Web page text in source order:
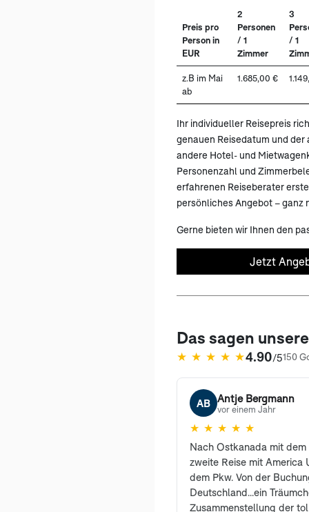
Preis pro
Person in
EUR
2
Personen
/ 1
Zimmer
3
/ 1
z.B im Mai
ab
1.685,00 €
Ihr individueller Reisepreis
genauen Reisedatum und
andere Hotel- und
Personenzahl und
erfahrenen Reiseberater
persönliches Angebot – ganz
Gerne bieten wir Ihnen den
Jetzt
Das sagen
★ ★ ★ ★ ★4.90/5150
(öffnet in neuem Tab)
AB Antje Bergmann
vor einem Jahr
★ ★ ★ ★ ★
Nach Ostkanada mit
zweite Reise mit America
dem Pkw. Von der
Deutschland...ein
Zusammenstellung der